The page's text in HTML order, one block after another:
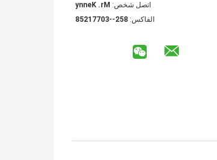
اتصل شخص: Mr. Kenny
الفاكس: 852--30771258